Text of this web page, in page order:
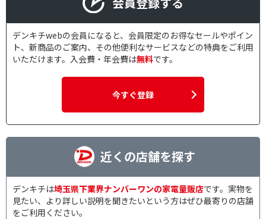
デンキチwebの会員になると、会員限定のお得なセールやポイン
ト、新商品のご案内、その他便利なサービスなどの特典をご利用
いただけます。入会費・年会費は無料です。
今すぐ登録
近くの店舗を探す
デンキチは埼玉県下業界ナンバーワンの家電量販店です。実物を
見たい、より詳しい説明を聞きたいという方はぜひ最寄りの店舗
をご利用ください。